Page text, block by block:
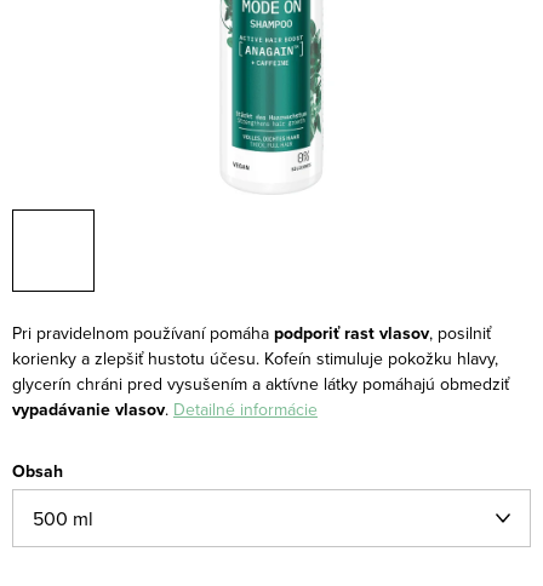
Pri pravidelnom používaní pomáha podporiť rast vlasov, posilniť
korienky a zlepšiť hustotu účesu. Kofeín stimuluje pokožku hlavy,
glycerín chráni pred vysušením a aktívne látky pomáhajú obmedziť
vypadávanie vlasov. Detailné informácie
Obsah